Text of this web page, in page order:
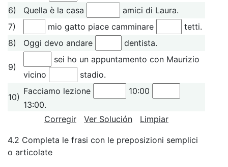
6)
Quella è la casa
amici di Laura.
7)
mio gatto piace camminare
tetti.
8)
Oggi devo andare dentista.
9)
sei ho un appuntamento con Maurizio
vicino
stadio.
10)
Facciamo lezione
10:00
13:00.
Corregir
Ver Solución Limpiar
4.2 Completa le frasi con le preposizioni semplici
o articolate